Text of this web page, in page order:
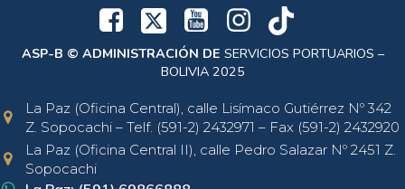
ASP-B © ADMINISTRACIÓN DE SERVICIOS PORTUARIOS –
BOLIVIA 2025
La Paz (Oficina Central), calle Lisímaco Gutiérrez Nº 342
Z. Sopocachi – Telf. (591-2) 2432971 – Fax (591-2) 2432920
La Paz (Oficina Central II), calle Pedro Salazar Nº 2451 Z.
Sopocachi